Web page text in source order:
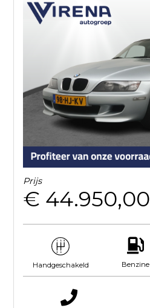
Prijs
€ 44.950,00
Handgeschakeld Benzine